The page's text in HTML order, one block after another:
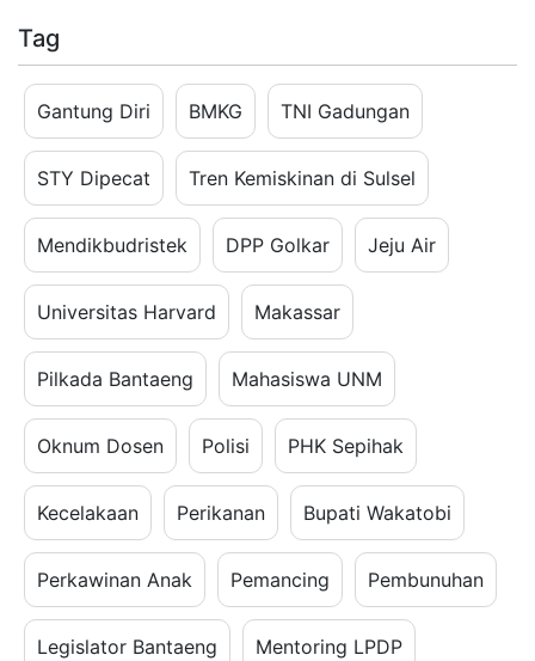
Tag
Gantung Diri BMKG TNI Gadungan
STY Dipecat Tren Kemiskinan di Sulsel
Mendikbudristek DPP Golkar Jeju Air
Universitas Harvard Makassar
Pilkada Bantaeng Mahasiswa UNM
Oknum Dosen Polisi PHK Sepihak
Kecelakaan Perikanan Bupati Wakatobi
Perkawinan Anak Pemancing Pembunuhan
Legislator Bantaeng Mentoring LPDP